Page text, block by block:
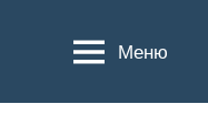
Меню